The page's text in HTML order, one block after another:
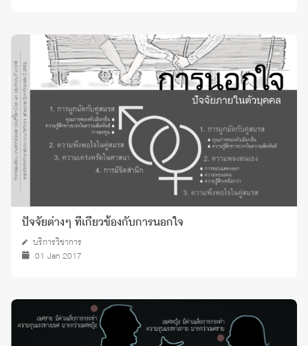
ปัจจัยต่างๆ ที่เกี่ยวข้องกับการนอกใจ
บริการวิชาการ
01 Jan 2017